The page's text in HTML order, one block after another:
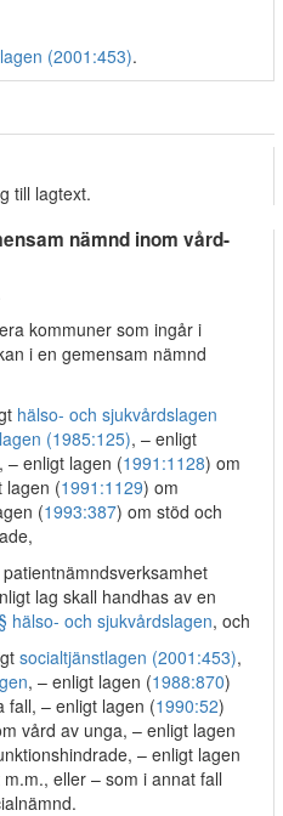
(2001:453).
till lagtext.
nämnd inom vård-
kommuner som ingår i
i en gemensam nämnd
hälso- och sjukvårdslagen
(1985:125), – enligt
, – enligt lagen (1991:1128) om
lagen (1991:1129) om
(1993:387) om stöd och
lag skall handhas av en
hälso- och sjukvårdslagen, och
socialtjänstlagen (2001:453),
, – enligt lagen (1988:870)
fall, – enligt lagen (1990:52)
vård av unga, – enligt lagen
– enligt lagen
eller – som i annat fall